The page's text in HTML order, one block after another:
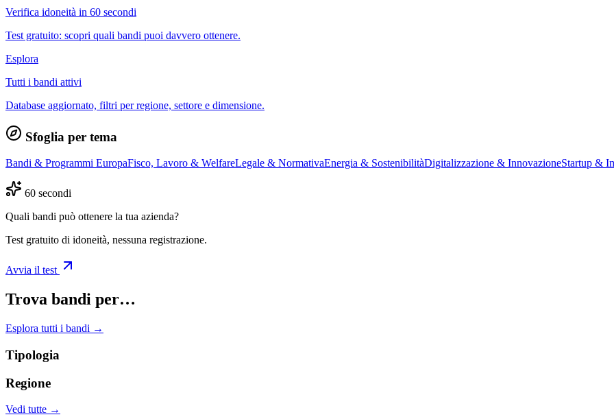
Verifica idoneità in 60 secondi
Test gratuito: scopri quali bandi puoi davvero ottenere.
Esplora
Tutti i bandi attivi
Database aggiornato, filtri per regione, settore e dimensione.
Sfoglia per tema
Bandi & Programmi EuropaFisco, Lavoro & WelfareLegale & NormativaEnergia & SostenibilitàDigitalizzazione & InnovazioneStartup &
60 secondi
Quali bandi può ottenere la tua azienda?
Test gratuito di idoneità, nessuna registrazione.
Avvia il test
Trova bandi per…
Esplora tutti i bandi →
Tipologia
Regione
Vedi tutte →